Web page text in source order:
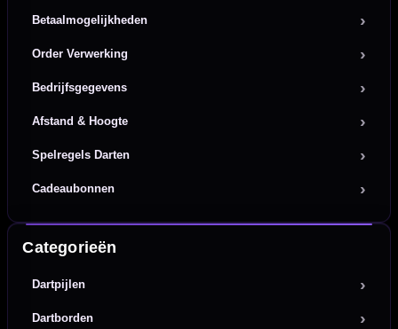
Betaalmogelijkheden
Order Verwerking
Bedrijfsgegevens
Afstand & Hoogte
Spelregels Darten
Cadeaubonnen
Categorieën
Dartpijlen
Dartborden